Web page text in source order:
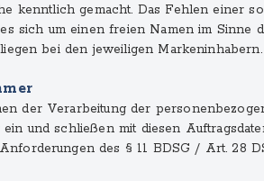
kenntlich gemacht. Das Fehlen einer
sich um einen freien Namen im Sinne
bei den jeweiligen Markeninhabern.
der Verarbeitung der
und schließen mit diesen
des § 11 BDSG / Art. 28